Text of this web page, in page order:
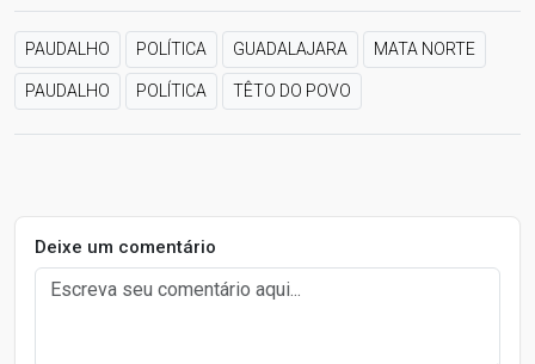
PAUDALHO POLÍTICA GUADALAJARA MATA NORTE
PAUDALHO POLÍTICA TÊTO DO POVO
Deixe um comentário